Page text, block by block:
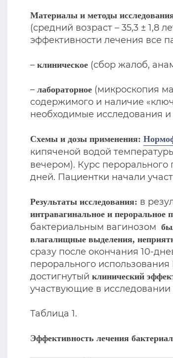
Материалы и методы
(средний возраст – 35,3 ± 1,8
эффективности лечения все
– клиническое(сбор жалоб,
– лабораторное(микроскопия
содержимого и наличие
необходимые исследования и
Схемы и дозы применения:
кипяченой водой
вечером). Курс
дней. Пациентки начали
Результаты исследования: в
интравагинальное и пероральное
бактериальным вагинозом
влагалищные выделения,
сразу после окончания 10-
перорального
достигнутый клинический
участвующие в
Таблица 1.
Эффективность лечения